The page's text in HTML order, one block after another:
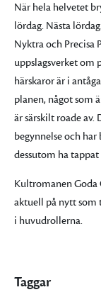
När hela helvetet
lördag. Nästa
Nyktra och Precisa
uppslagsverket om
härskaror är i
planen, något som
är särskilt roade av.
begynnelse och
dessutom ha
Kultromanen Goda
aktuell på nytt som
i huvudrollerna.
Taggar